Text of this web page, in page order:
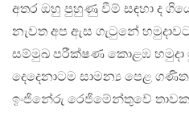
අතර ඔහු පුහුණු වීම් සඳහා ද
නැවත අප ඇස ගැටුනේ
සම්මුඛ පරීක්ෂණ කොළඹ හමුදා
දෙදෙනාටම සාමන්‍ය පෙළ
ඉංජිනේරු රෙජිමේන්තුවේ